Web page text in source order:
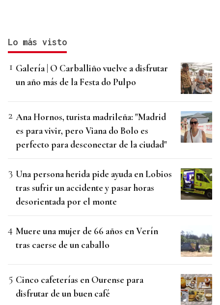
Lo más visto
Galería | O Carballiño vuelve a disfrutar
un año más de la Festa do Pulpo
Ana Hornos, turista madrileña: "Madrid
es para vivir, pero Viana do Bolo es
perfecto para desconectar de la ciudad"
Una persona herida pide ayuda en Lobios
tras sufrir un accidente y pasar horas
desorientada por el monte
Muere una mujer de 66 años en Verín
tras caerse de un caballo
Cinco cafeterías en Ourense para
disfrutar de un buen café